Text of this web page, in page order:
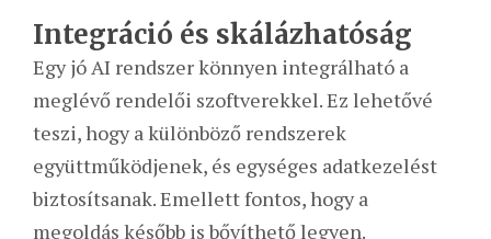
Integráció és skálázhatóság
Egy jó AI rendszer könnyen integrálható a
meglévő rendelői szoftverekkel. Ez lehetővé
teszi, hogy a különböző rendszerek
együttműködjenek, és egységes adatkezelést
biztosítsanak. Emellett fontos, hogy a
megoldás később is bővíthető legyen.